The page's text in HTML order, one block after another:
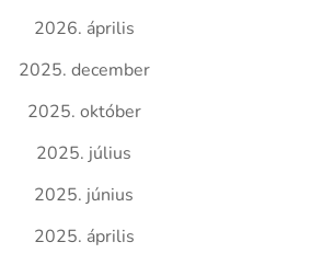
2026. április
2025. december
2025. október
2025. július
2025. június
2025. április